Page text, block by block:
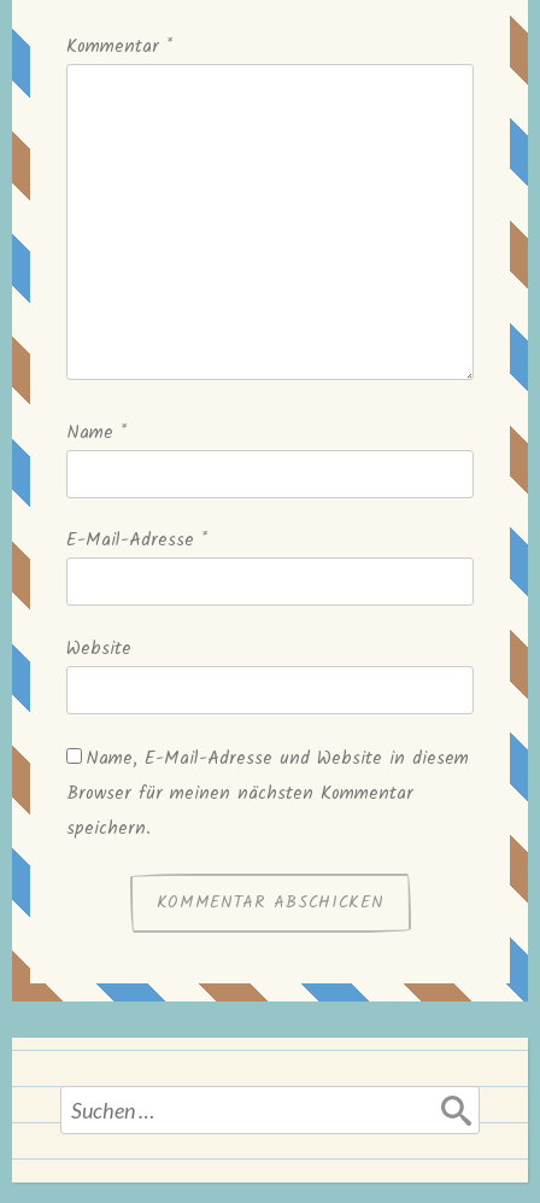
Kommentar *
Name *
E-Mail-Adresse *
Website
Name, E-Mail-Adresse und Website in diesem
Browser für meinen nächsten Kommentar
speichern.
Suchen
nach: